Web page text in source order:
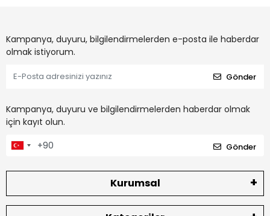
Kampanya, duyuru, bilgilendirmelerden e-posta ile haberdar
olmak istiyorum.
Gönder
Kampanya, duyuru ve bilgilendirmelerden haberdar olmak
için kayıt olun.
Gönder
Kurumsal